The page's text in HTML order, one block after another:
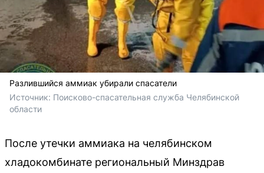
Разлившийся аммиак убирали спасатели
Источник: Поисково-спасательная служба Челябинской
области
После утечки аммиака на челябинском
хладокомбинате региональный Минздрав